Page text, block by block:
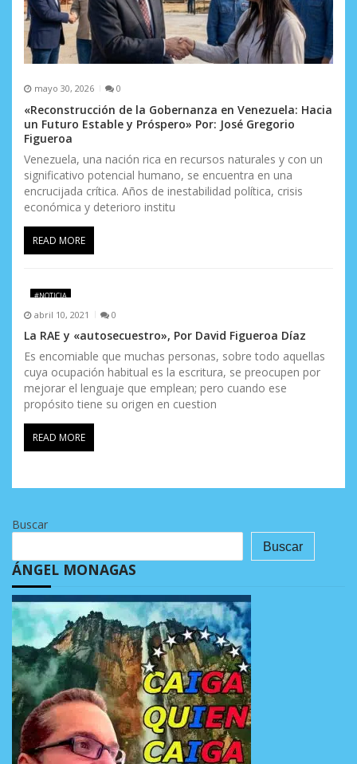
mayo 30, 2026 0
«Reconstrucción de la Gobernanza en Venezuela: Hacia
un Futuro Estable y Próspero» Por: José Gregorio
Figueroa
Venezuela, una nación rica en recursos naturales y con un
significativo potencial humano, se encuentra en una
encrucijada crítica. Años de inestabilidad política, crisis
económica y deterioro institu
READ MORE
#NOTICIA
abril 10, 2021 0
La RAE y «autosecuestro», Por David Figueroa Díaz
Es encomiable que muchas personas, sobre todo aquellas
cuya ocupación habitual es la escritura, se preocupen por
mejorar el lenguaje que emplean; pero cuando ese
propósito tiene su origen en cuestion
READ MORE
Buscar
Buscar
ÁNGEL MONAGAS